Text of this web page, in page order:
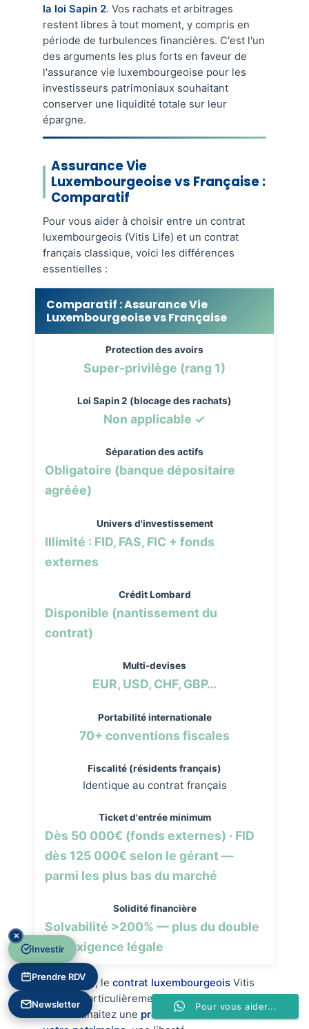
la loi Sapin 2. Vos rachats et arbitrages
restent libres à tout moment, y compris en
période de turbulences financières. C'est l'un
des arguments les plus forts en faveur de
l'assurance vie luxembourgeoise pour les
investisseurs patrimoniaux souhaitant
conserver une liquidité totale sur leur
épargne.
Assurance Vie
Luxembourgeoise vs Française :
Comparatif
Pour vous aider à choisir entre un contrat
luxembourgeois (Vitis Life) et un contrat
français classique, voici les différences
essentielles :
Comparatif : Assurance Vie
Luxembourgeoise vs Française
Protection des avoirs
Super-privilège (rang 1)
Loi Sapin 2 (blocage des rachats)
Non applicable ✓
Séparation des actifs
Obligatoire (banque dépositaire
agréée)
Univers d'investissement
Illimité : FID, FAS, FIC + fonds
externes
Crédit Lombard
Disponible (nantissement du
contrat)
Multi-devises
EUR, USD, CHF, GBP…
Portabilité internationale
70+ conventions fiscales
Fiscalité (résidents français)
Identique au contrat français
Ticket d'entrée minimum
Dès 50 000€ (fonds externes) · FID
dès 125 000€ selon le gérant —
parmi les plus bas du marché
Solidité financière
Solvabilité >200% — plus du double
de l'exigence légale
En résumé, lecontrat luxembourgeois Vitis
Life est particulièrement recommandé si
vous souhaitez une protection maximale de
Pour vous aider...
✕
Investir
Prendre RDV
Newsletter